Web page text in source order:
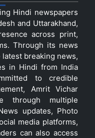
Hindi newspapers
and Uttarakhand,
across print,
Through its news
breaking news,
in Hindi from India
to credible
Amrit Vichar
through multiple
updates, Photo
media platforms,
can also access